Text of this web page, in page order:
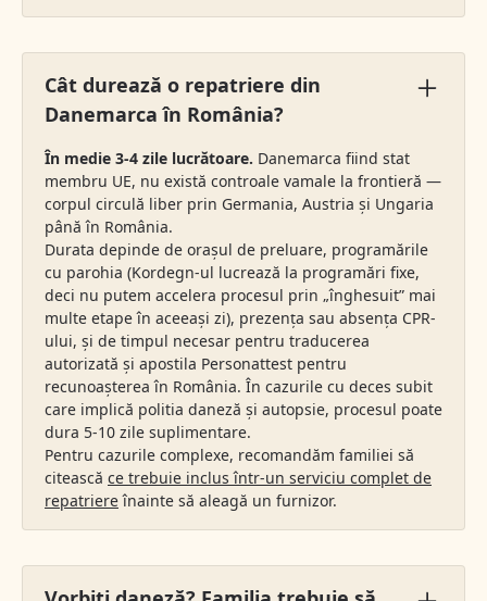
Cât durează o repatriere din
Danemarca în România?
În medie 3-4 zile lucrătoare. Danemarca fiind stat
membru UE, nu există controale vamale la frontieră —
corpul circulă liber prin Germania, Austria și Ungaria
până în România.
Durata depinde de orașul de preluare, programările
cu parohia (Kordegn-ul lucrează la programări fixe,
deci nu putem accelera procesul prin „înghesuit” mai
multe etape în aceeași zi), prezența sau absența CPR-
ului, și de timpul necesar pentru traducerea
autorizată și apostila Personattest pentru
recunoașterea în România. În cazurile cu deces subit
care implică politia daneză și autopsie, procesul poate
dura 5-10 zile suplimentare.
Pentru cazurile complexe, recomandăm familiei să
citească ce trebuie inclus într-un serviciu complet de
repatriereînainte să aleagă un furnizor.